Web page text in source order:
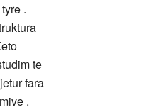
.
te
fara
.